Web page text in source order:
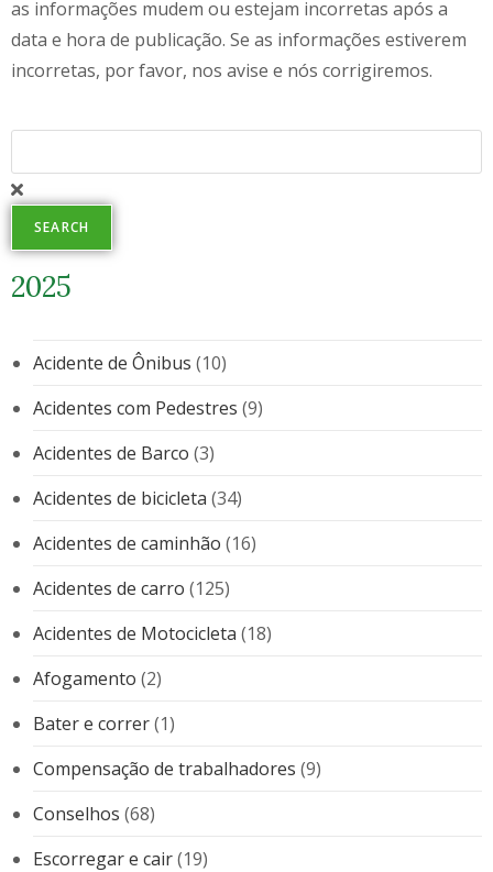
as informações mudem ou estejam incorretas após a
data e hora de publicação. Se as informações estiverem
incorretas, por favor, nos avise e nós corrigiremos.
SEARCH
2025
Acidente de Ônibus (10)
Acidentes com Pedestres (9)
Acidentes de Barco (3)
Acidentes de bicicleta (34)
Acidentes de caminhão (16)
Acidentes de carro (125)
Acidentes de Motocicleta (18)
Afogamento (2)
Bater e correr(1)
Compensação de trabalhadores (9)
Conselhos (68)
Escorregar e cair(19)